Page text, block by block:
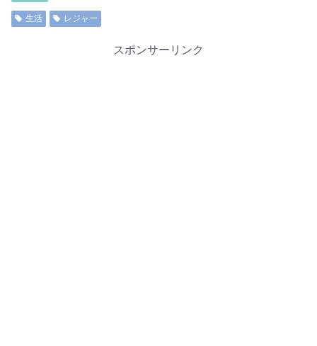
生活 レジャー
スポンサーリンク